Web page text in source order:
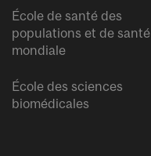
École de santé des
populations et de santé
mondiale
École des sciences
biomédicales